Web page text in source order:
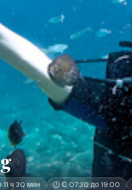
ч 30 мин 🕐 С 07:30 до 19:00